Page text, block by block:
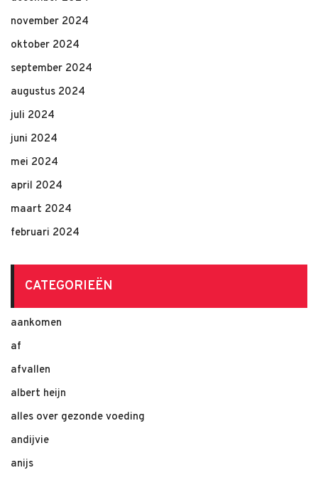
november 2024
oktober 2024
september 2024
augustus 2024
juli 2024
juni 2024
mei 2024
april 2024
maart 2024
februari 2024
CATEGORIEËN
aankomen
af
afvallen
albert heijn
alles over gezonde voeding
andijvie
anijs